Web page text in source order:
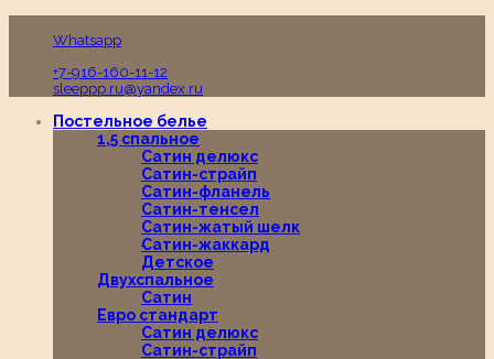
Whatsapp
+7-916-160-11-12
sleeppp.ru@yandex.ru
Постельное белье
1,5 спальное
Сатин делюкс
Сатин-страйп
Сатин-фланель
Сатин-тенсел
Сатин-жатый шелк
Сатин-жаккард
Детское
Двухспальное
Сатин
Евро стандарт
Сатин делюкс
Сатин-страйп